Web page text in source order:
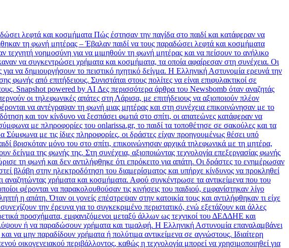
και κοσμήματα Πώς έστησαν την παγίδα στο παιδί και κατάφεραν να
τη φωνή μητέρας – Έβαλαν παιδί να τους παραδώσει λεφτά και κοσμήματα
νοημοσύνη για να μιμηθούν τη φωνή μητέρας και να πείσουν το ανήλικο
να συγκεντρώσει χρήματα και κοσμήματα, τα οποία αφαίρεσαν στη συνέχεια. Οι
να δημιουργήσουν το πειστικό ηχητικό δείγμα. Η Ελληνική Αστυνομία ερευνά την
από επιτήδειους. Συνιστάται στους πολίτες να είναι επιφυλακτικοί σε
Snapshot powered by AI Δες περισσότερα άρθρα του Newsbomb όταν αναζητάς
οι τηλεφωνικές απάτες στη Λάρισα, με επιτήδειους να αξιοποιούν πλέον
να αντέγραψαν τη φωνή μιας μητέρας και στη συνέχεια επικοινώνησαν με το
και τον κίνδυνο να ξεσπάσει φωτιά στο σπίτι, οι απατεώνες κατάφεραν να
με πληροφορίες του onlarissa.gr, το παιδί τα τοποθέτησε σε σακούλες και τα
με τις ίδιες πληροφορίες, οι δράστες είχαν προηγουμένως θέσει υπό
βρισκόταν μόνο του στο σπίτι, επικοινώνησαν αρχικά τηλεφωνικά με τη μητέρα,
της φωνής της. Στη συνέχεια, αξιοποιώντας τεχνολογία επεξεργασίας φωνής
τη φωνή και δεν αντιλήφθηκε ότι επρόκειτο για απάτη. Οι δράστες το ενημέρωσαν
βλάβη στην ηλεκτροδότηση του διαμερίσματος και υπήρχε κίνδυνος να προκληθεί
αναζητώντας χρήματα και κοσμήματα. Αφού συγκέντρωσε τα αντικείμενα που του
φέρονται να παρακολουθούσαν τις κινήσεις του παιδιού, εμφανίστηκαν λίγο
η απάτη. Όταν οι γονείς επέστρεψαν στην κατοικία τους και αντιλήφθηκαν τι είχε
την έρευνα για το συγκεκριμένο περιστατικό, ενώ εξετάζουν και άλλες
προσχήματα, εμφανιζόμενοι μεταξύ άλλων ως τεχνικοί του ΔΕΔΔΗΕ και
ή να παραδώσουν χρήματα και τιμαλφή. Η Ελληνική Αστυνομία επαναλαμβάνει
και να μην παραδίδουν χρήματα ή πολύτιμα αντικείμενα σε αγνώστους. Ιδιαίτερη
οικογενειακού περιβάλλοντος, καθώς η τεχνολογία μπορεί να χρησιμοποιηθεί για